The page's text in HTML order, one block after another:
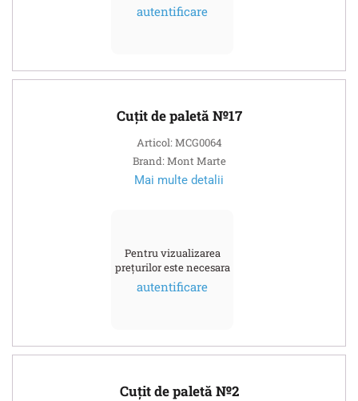
autentificare
Cuțit de paletă №17
Articol: MCG0064
Brand: Mont Marte
Mai multe detalii
Pentru vizualizarea
prețurilor este necesara
autentificare
Cuțit de paletă №2